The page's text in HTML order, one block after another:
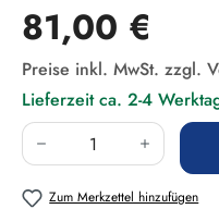
Regulärer Preis:
81,00 €
Preise inkl. MwSt. zzgl.
Lieferzeit ca. 2-4
Produkt Anzahl:
Zum Merkzettel hinzufügen